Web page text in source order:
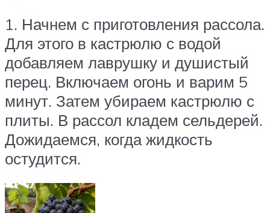
1. Начнем с приготовления рассола.
Для этого в кастрюлю с водой
добавляем лаврушку и душистый
перец. Включаем огонь и варим 5
минут. Затем убираем кастрюлю с
плиты. В рассол кладем сельдерей.
Дожидаемся, когда жидкость
остудится.